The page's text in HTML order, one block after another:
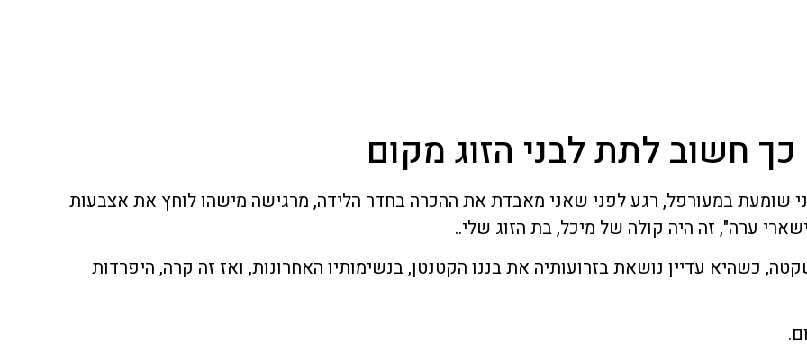
חשוב לתת לבני הזוג מקום
שומעת במעורפל, רגע לפני שאני מאבדת את ההכרה בחדר הלידה, מרגישה מישהו לוחץ את אצבעות
ערה", זה היה קולה של מיכל, בת הזוג שלי..
כשהיא עדיין נושאת בזרועותיה את בננו הקטנטן, בנשימותיו האחרונות, ואז זה קרה, היפרדות